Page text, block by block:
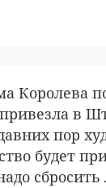
Королева
в
пор
будет